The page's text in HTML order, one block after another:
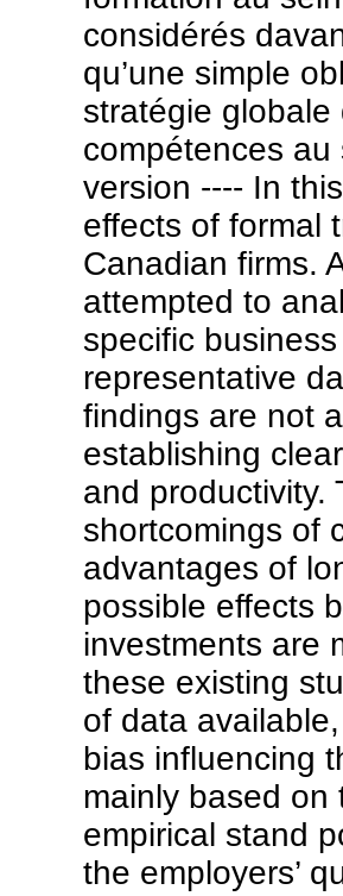
considérés
qu’une simple
stratégie
compétences
version ---- In
effects of formal
Canadian firms.
attempted to
specific
representative
findings are not
establishing
and productivity.
shortcomings of
advantages of
possible effects
investments are
these existing
of data
bias influencing
mainly based on
empirical stand
the employers’